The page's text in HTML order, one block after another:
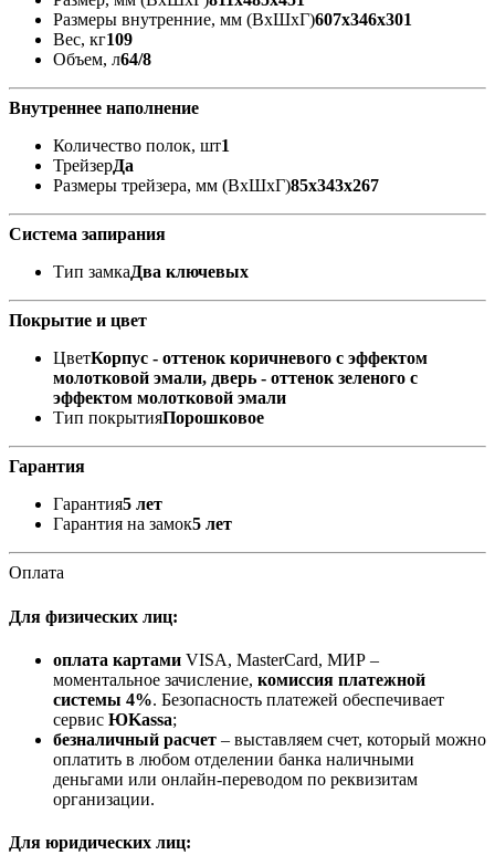
Размеры внутренние, мм (ВхШхГ)607x346x301
Вес, кг109
Объем, л64/8
Внутреннее наполнение
Количество полок, шт1
ТрейзерДа
Размеры трейзера, мм (ВхШхГ)85х343х267
Система запирания
Тип замкаДва ключевых
Покрытие и цвет
ЦветКорпус - оттенок коричневого с эффектом
молотковой эмали, дверь - оттенок зеленого с
эффектом молотковой эмали
Тип покрытияПорошковое
Гарантия
Гарантия5 лет
Гарантия на замок5 лет
Оплата
Для физических лиц:
оплата картами VISA, MasterCard, МИР –
моментальное зачисление, комиссия платежной
системы 4%. Безопасность платежей обеспечивает
сервис ЮKassa;
безналичный расчет – выставляем счет, который можно
оплатить в любом отделении банка наличными
деньгами или онлайн-переводом по реквизитам
организации.
Для юридических лиц: